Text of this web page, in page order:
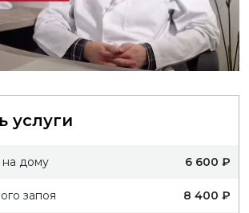
услуги
на дому 6 600 ₽
запоя 8 400 ₽